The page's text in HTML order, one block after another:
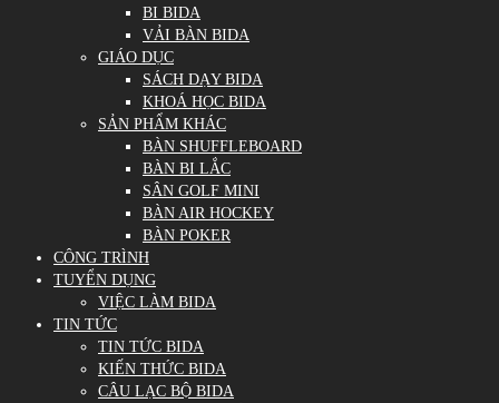
BI BIDA
VẢI BÀN BIDA
GIÁO DỤC
SÁCH DẠY BIDA
KHOÁ HỌC BIDA
SẢN PHẨM KHÁC
BÀN SHUFFLEBOARD
BÀN BI LẮC
SÂN GOLF MINI
BÀN AIR HOCKEY
BÀN POKER
CÔNG TRÌNH
TUYỂN DỤNG
VIỆC LÀM BIDA
TIN TỨC
TIN TỨC BIDA
KIẾN THỨC BIDA
CÂU LẠC BỘ BIDA